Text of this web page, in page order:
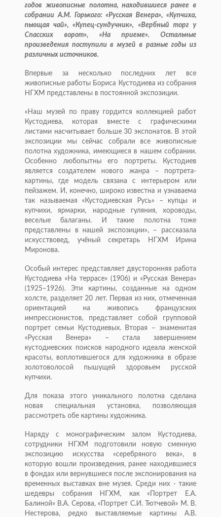
годов живописные полотна, находившиеся ранее в
собрании А.М. Горького: «Русская Венера», «Купчиха,
пьющая чай», «Купец-сундучник», «Вербный торг у
Спасских ворот», «На приеме». Остальные
произведения поступили в музей в разные годы из
различных источников.
Впервые за несколько последних лет все
живописные работы Бориса Кустодиева из собрания
НГХМ представлены в постоянной экспозиции.
«Наш музей по праву гордится коллекцией работ
Кустодиева, которая вместе с графическими
листами насчитывает больше 30 экспонатов. В этой
экспозиции мы сейчас собрали все живописные
полотна художника, имеющиеся в нашем собрании.
Особенно любопытны его портреты. Кустодиев
является создателем нового жанра – портрета-
картины, где модель связана с интерьером или
пейзажем. И, конечно, широко известна и узнаваема
так называемая «Кустодиевская Русь» – купцы и
купчихи, ярмарки, народные гуляния, хороводы,
веселые балаганы. И такие полотна тоже
представлены в нашей экспозиции», – рассказала
искусствовед, учёный секретарь НГХМ Ирина
Миронова.
Особый интерес представляет двусторонняя работа
Кустодиева «На террасе» (1906) и «Русская Венера»
(1925–1926). Эти картины, созданные на одном
холсте, разделяет 20 лет. Первая из них, отмеченная
ориентацией на живопись французских
импрессионистов, представляет собой групповой
портрет семьи Кустодиевых. Вторая – знаменитая
«Русская Венера» – стала завершением
кустодиевских поисков народного идеала женской
красоты, воплотившегося для художника в образе
золотоволосой пышущей здоровьем русской
купчихи.
Для показа этого уникального полотна сделана
новая специальная установка, позволяющая
рассмотреть обе картины художника.
Наряду с монографическим залом Кустодиева,
сотрудники НГХМ подготовили новую сменную
экспозицию искусства «серебряного века», в
которую вошли произведения, ранее находившиеся
в фондах или вернувшиеся после экспонирования на
временных выставках вне музея. Среди них - такие
шедевры собрания НГХМ, как «Портрет Е.А.
Балиной» В.А. Серова, «Портрет С.И. Тютчевой» М. В.
Нестерова, редко выставляемые картины А.В.